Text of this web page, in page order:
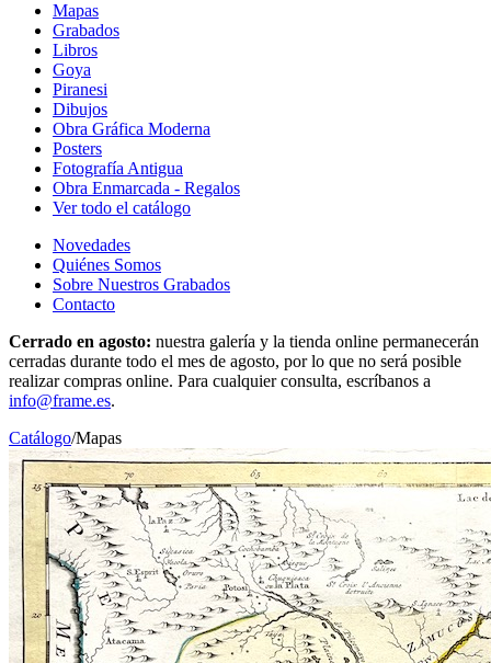
Mapas
Grabados
Libros
Goya
Piranesi
Dibujos
Obra Gráfica Moderna
Posters
Fotografía Antigua
Obra Enmarcada - Regalos
Ver todo el catálogo
Novedades
Quiénes Somos
Sobre Nuestros Grabados
Contacto
Cerrado en agosto: nuestra galería y la tienda online permanecerán
cerradas durante todo el mes de agosto, por lo que no será posible
realizar compras online. Para cualquier consulta, escríbanos a
info@frame.es.
Catálogo/Mapas